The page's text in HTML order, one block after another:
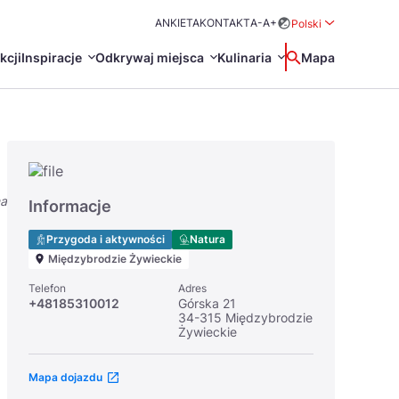
ANKIETAKONTAKTA-A+
Polski
Inspiracje
Certyfikaty POT
Odkrywaj miejsca Kulinaria
Restauracje Michelin
Wyszukaj
Mapa
Svenska
Informacje
Przygoda i aktywności
Natura
Międzybrodzie Żywieckie
Telefon
+48185310012
Adres
Górska 21
34-315 Międzybrodzie
Żywieckie
Mapa dojazdu